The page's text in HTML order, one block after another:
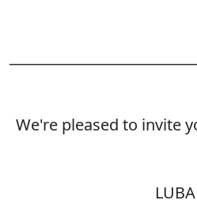
We're pleased to invite
LUBA